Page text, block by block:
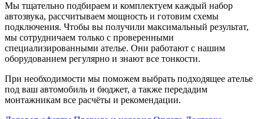
Мы тщательно подбираем и комплектуем каждый набор
автозвука, рассчитываем мощность и готовим схемы
подключения. Чтобы вы получили максимальный результат,
мы сотрудничаем только с проверенными
специализированными ателье. Они работают с нашим
оборудованием регулярно и знают все тонкости.
При необходимости мы поможем выбрать подходящее ателье
под ваш автомобиль и бюджет, а также передадим
монтажникам все расчёты и рекомендации.